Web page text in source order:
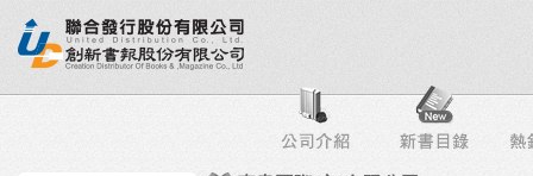
榜 出版社專區 書店專區 目錄下載 會員服務